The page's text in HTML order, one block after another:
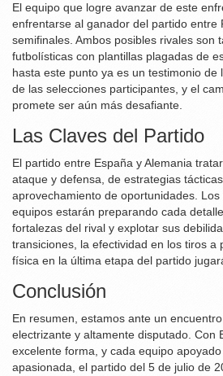
El equipo que logre avanzar de este
enfrentarse al ganador del partido entre
semifinales. Ambos posibles rivales son
futbolísticas con plantillas plagadas de
hasta este punto ya es un testimonio de
de las selecciones participantes, y el
promete ser aún más desafiante.
Las Claves del Partido
El partido entre España y Alemania
ataque y defensa, de estrategias
aprovechamiento de oportunidades.
equipos estarán preparando cada
fortalezas del rival y explotar sus
transiciones, la efectividad en los tiros a
física en la última etapa del partido
Conclusión
En resumen, estamos ante un
electrizante y altamente disputado. Con
excelente forma, y cada equipo
apasionada, el partido del 5 de julio de